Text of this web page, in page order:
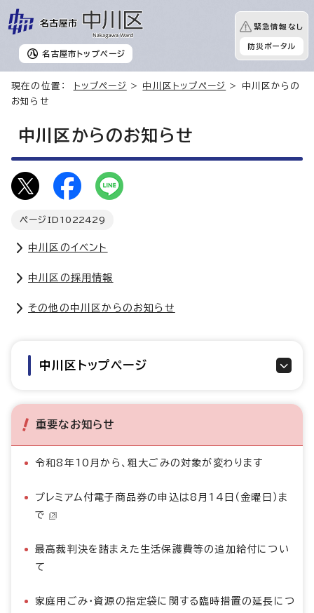
名古屋市 トップページ
緊急情報なし
防災ポータル
現在の位置： トップページ > 中川区トップページ
> 中川区からの
お知らせ
中川区からのお知らせ
ページID 1022429
中川区のイベント
中川区の採用情報
その他の中川区からのお知らせ
中川区トップページ
重要なお知らせ
令和8年10月から、粗大ごみの対象が変わります
プレミアム付電子商品券の申込は8月14日（金曜日）ま
で
最高裁判決を踏まえた生活保護費等の追加給付につい
て
家庭用ごみ・資源の指定袋に関する臨時措置の延長につ